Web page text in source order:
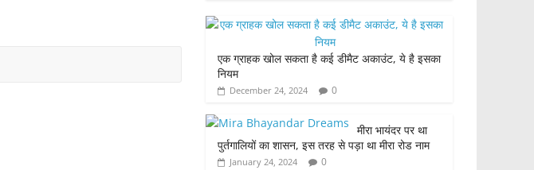
c
b
o
o
k
itt at
s
A
p
p
ar
e
एक ग्राहक खोल सकता है कई डीमैट अकाउंट, ये है इसका
नियम
December 24, 2024 0
मीरा भायंदर पर था
पुर्तगालियों का शासन, इस तरह से पड़ा था मीरा रोड नाम
January 24, 2024 0